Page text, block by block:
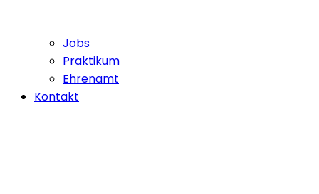
Jobs
Praktikum
Ehrenamt
Kontakt